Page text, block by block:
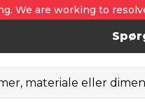
We are working to
materiale eller